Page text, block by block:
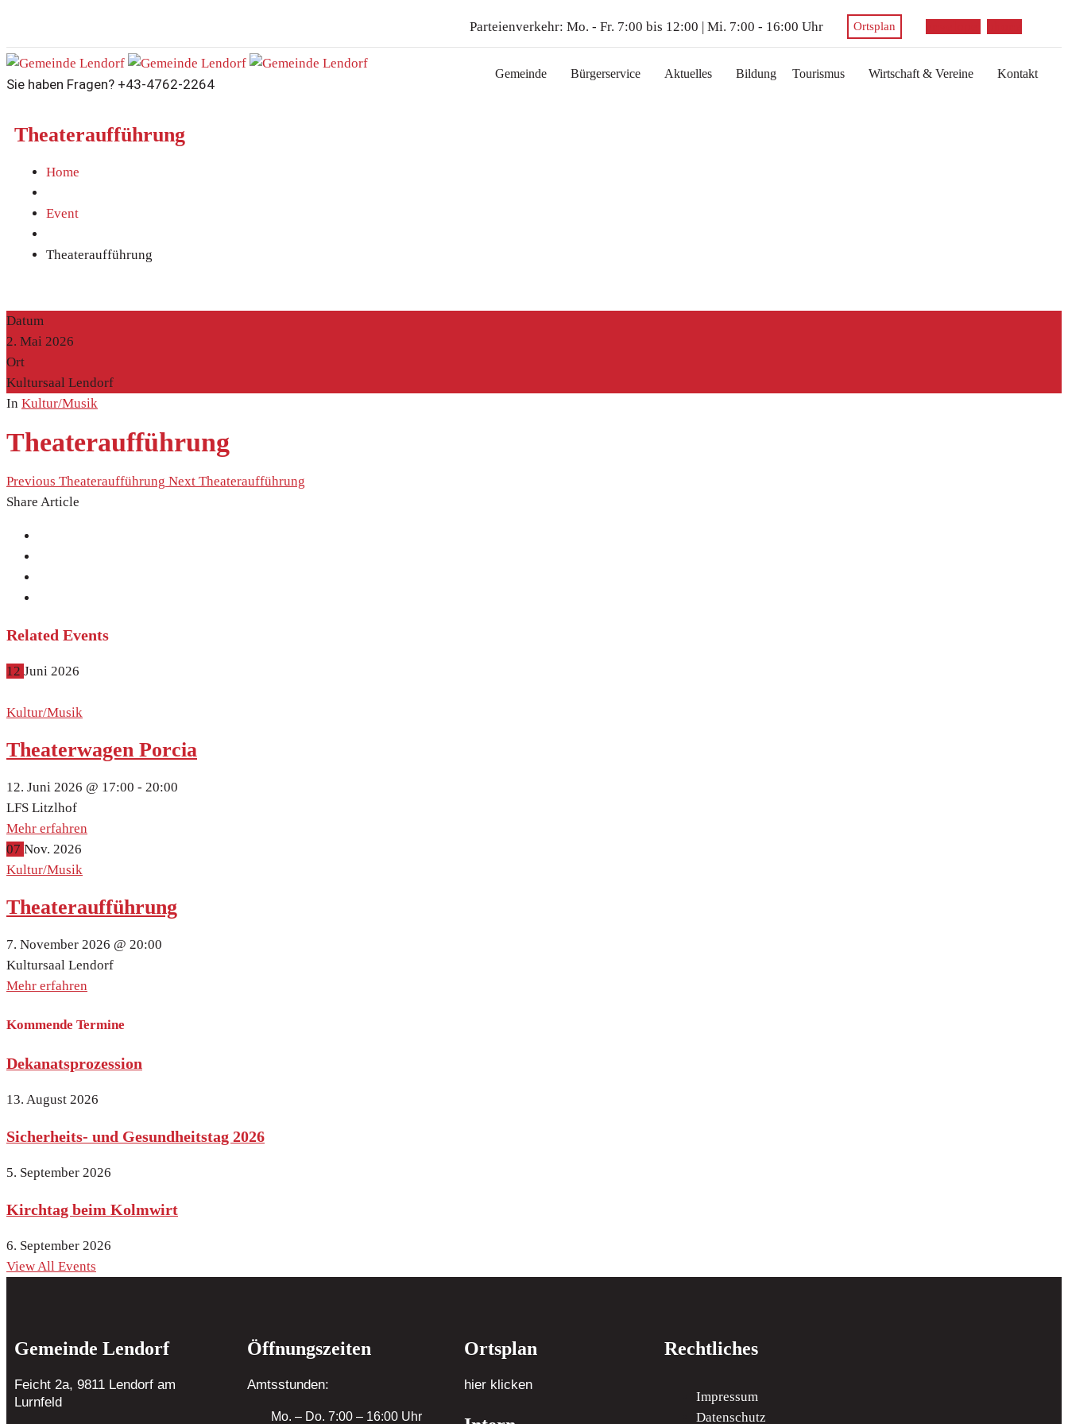
Parteienverkehr: Mo. - Fr. 7:00 bis 12:00 | Mi. 7:00 - 16:00 Uhr Ortsplan
Sie haben Fragen? +43-4762-2264
Gemeinde Bürgerservice Aktuelles Bildung Tourismus Wirtschaft & Vereine Kontakt
Theateraufführung
Home
Event
Theateraufführung
Datum
2. Mai 2026
Ort
Kultursaal Lendorf
In Kultur/Musik
Theateraufführung
Previous Theateraufführung Next Theateraufführung
Share Article
Related Events
12 Juni 2026
Kultur/Musik
Theaterwagen Porcia
12. Juni 2026 @ 17:00 - 20:00
LFS Litzlhof
Mehr erfahren
07 Nov. 2026
Kultur/Musik
Theateraufführung
7. November 2026 @ 20:00
Kultursaal Lendorf
Mehr erfahren
Kommende Termine
Dekanatsprozession
13. August 2026
Sicherheits- und Gesundheitstag 2026
5. September 2026
Kirchtag beim Kolmwirt
6. September 2026
View All Events
Gemeinde Lendorf
Feicht 2a, 9811 Lendorf am
Lurnfeld
Öffnungszeiten
Amtsstunden:
Mo. – Do. 7:00 – 16:00 Uhr
Ortsplan
hier klicken
Rechtliches
Impressum
Datenschutz